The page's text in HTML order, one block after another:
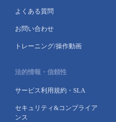
よくある質問
お問い合わせ
トレーニング/操作動画
法的情報・信頼性
サービス利用規約・SLA
セキュリティ&コンプライア
ンス